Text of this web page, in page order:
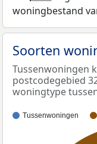
woningbestand
Soorten
Tussenwoningen
postcodegebied
woningtype
Tussenwoningen